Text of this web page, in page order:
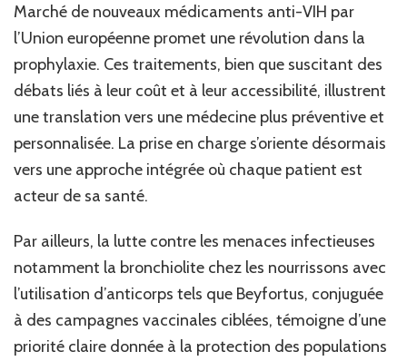
Marché de nouveaux médicaments anti-VIH par
l’Union européenne promet une révolution dans la
prophylaxie. Ces traitements, bien que suscitant des
débats liés à leur coût et à leur accessibilité, illustrent
une translation vers une médecine plus préventive et
personnalisée. La prise en charge s’oriente désormais
vers une approche intégrée où chaque patient est
acteur de sa santé.
Par ailleurs, la lutte contre les menaces infectieuses
notamment la bronchiolite chez les nourrissons avec
l’utilisation d’anticorps tels que Beyfortus, conjuguée
à des campagnes vaccinales ciblées, témoigne d’une
priorité claire donnée à la protection des populations